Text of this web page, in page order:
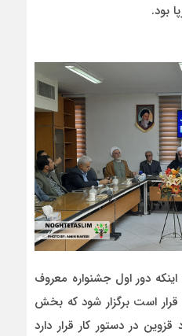
بود.
دور اول جشنواره معروف
قرار است برگزار شود که بخش
در دستور کار قرار دارد